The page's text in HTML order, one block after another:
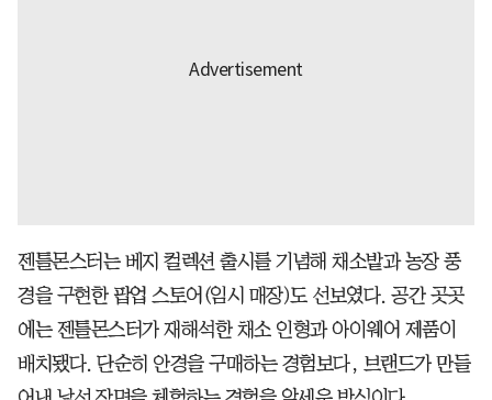
젠틀몬스터는 베지 컬렉션 출시를 기념해 채소밭과 농장 풍
경을 구현한 팝업 스토어(임시 매장)도 선보였다. 공간 곳곳
에는 젠틀몬스터가 재해석한 채소 인형과 아이웨어 제품이
배치됐다. 단순히 안경을 구매하는 경험보다, 브랜드가 만들